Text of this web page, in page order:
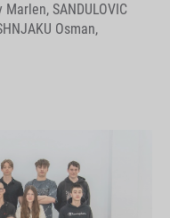
Marlen, SANDULOVIC
Osman,